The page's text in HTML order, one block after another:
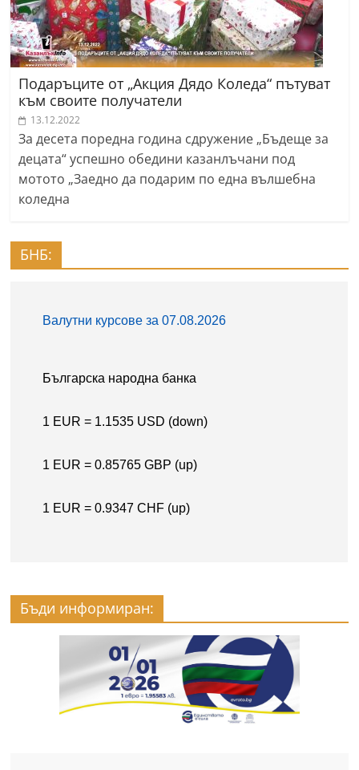
Подаръците от „Акция Дядо Коледа“ пътуват
към своите получатели
13.12.2022
За десета поредна година сдружение „Бъдеще за
децата“ успешно обедини казанлъчани под
мотото „Заедно да подарим по една вълшебна
коледна
БНБ:
Бъди информиран: